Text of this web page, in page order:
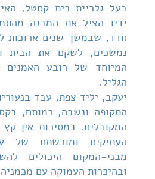
בעל גלריית בית קסטל,
ידיו הציל את המבנה
חדד, שבמשך שנים ארוכות
נמשכים, לשקם את הבית
המיוחד של רובע
הגליל.
יעקב, יליד צפת, עבד
התקופה ונשבה, כמותם,
המקובלים. במסירות אין
העתיקים ומורשתם של
מבני-המקום היכולים
ובהיכרות העמוקה עם